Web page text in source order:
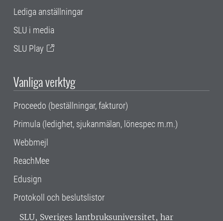
Lediga anställningar
SLU i media
SLU Play
Vanliga verktyg
Proceedo (beställningar, fakturor)
Primula (ledighet, sjukanmälan, lönespec m.m.)
Webbmejl
ReachMee
Edusign
Protokoll och beslutslistor
SLU, Sveriges lantbruksuniversitet, har